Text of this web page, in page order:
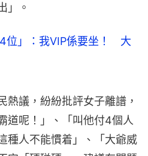
」。
位」：我VIP係要坐！ 大
熱議，紛紛批評女子離譜，
道呢！」、「叫他付4個人
種人不能慣着」、「大爺威